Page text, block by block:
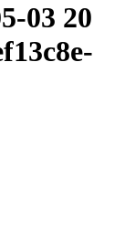
03 20